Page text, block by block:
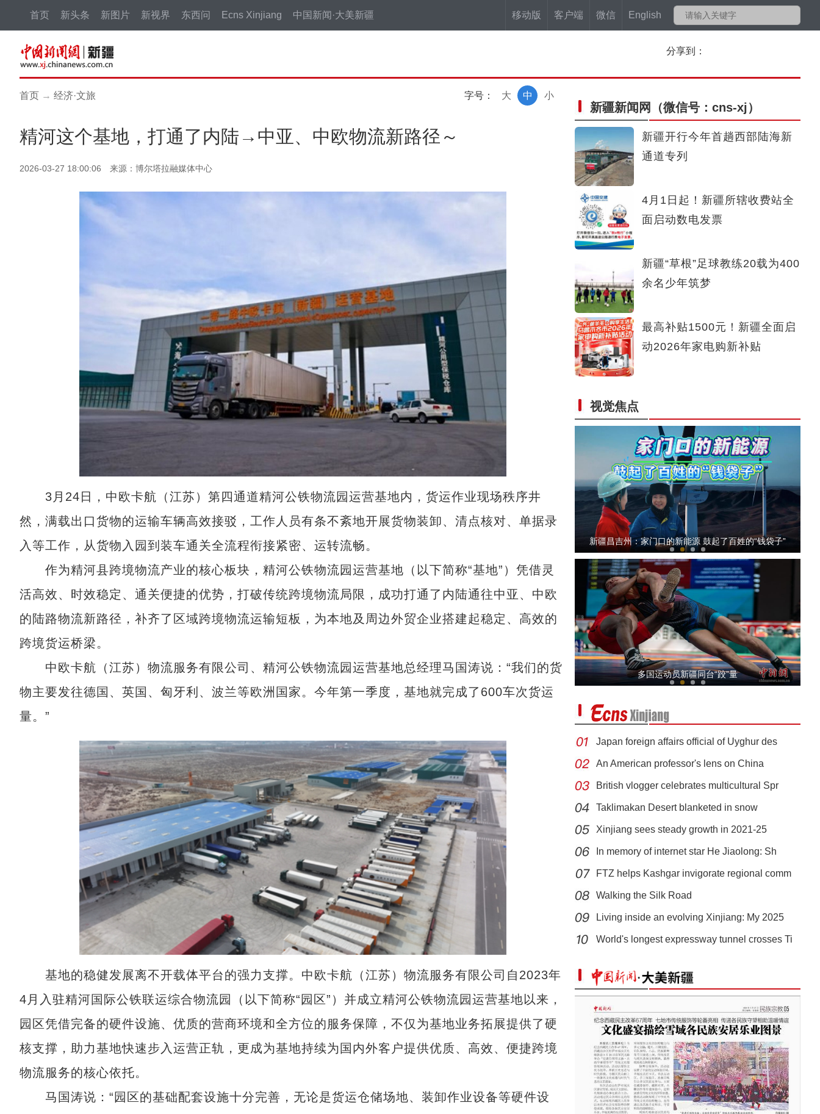
移动版 客户端 微信 English
首页 新头条 新图片 新视界 东西问 Ecns Xinjiang 中国新闻·大美新疆
分享到：
首页 → 经济·文旅 字号： 小
中
大
精河这个基地，打通了内陆→中亚、中欧物流新路径～
2026-03-27 18:00:06 来源：博尔塔拉融媒体中心
3月24日，中欧卡航（江苏）第四通道精河公铁物流园运营基地内，货运作业现场秩序井
然，满载出口货物的运输车辆高效接驳，工作人员有条不紊地开展货物装卸、清点核对、单据录
入等工作，从货物入园到装车通关全流程衔接紧密、运转流畅。
作为精河县跨境物流产业的核心板块，精河公铁物流园运营基地（以下简称“基地”）凭借灵
活高效、时效稳定、通关便捷的优势，打破传统跨境物流局限，成功打通了内陆通往中亚、中欧
的陆路物流新路径，补齐了区域跨境物流运输短板，为本地及周边外贸企业搭建起稳定、高效的
跨境货运桥梁。
中欧卡航（江苏）物流服务有限公司、精河公铁物流园运营基地总经理马国涛说：“我们的货
物主要发往德国、英国、匈牙利、波兰等欧洲国家。今年第一季度，基地就完成了600车次货运
量。”
基地的稳健发展离不开载体平台的强力支撑。中欧卡航（江苏）物流服务有限公司自2023年
4月入驻精河国际公铁联运综合物流园（以下简称“园区”）并成立精河公铁物流园运营基地以来，
园区凭借完备的硬件设施、优质的营商环境和全方位的服务保障，不仅为基地业务拓展提供了硬
核支撑，助力基地快速步入运营正轨，更成为基地持续为国内外客户提供优质、高效、便捷跨境
物流服务的核心依托。
马国涛说：“园区的基础配套设施十分完善，无论是货运仓储场地、装卸作业设备等硬件设
新疆新闻网 （微信号：cns-xj）
新疆开行今年首趟西部陆海新
通道专列
4月1日起！新疆所辖收费站全
面启动数电发票
新疆“草根”足球教练20载为400
余名少年筑梦
最高补贴1500元！新疆全面启
动2026年家电购新补贴
视觉焦点
昌吉市发放首例野生动物致害保险补偿款
昌吉州新能源发展密码——木垒经验
新疆昌吉州：家门口的新能源 鼓起了百姓的“钱袋子”
绿电戈壁来——能量流动
昌吉州新能源发展密码——木垒经验
多国运动员新疆同台“跤”量
Japan foreign affairs official of Uyghur des
An American professor's lens on China
British vlogger celebrates multicultural Spr
Taklimakan Desert blanketed in snow
Xinjiang sees steady growth in 2021-25
In memory of internet star He Jiaolong: Sh
FTZ helps Kashgar invigorate regional comm
Walking the Silk Road
Living inside an evolving Xinjiang: My 2025
World's longest expressway tunnel crosses Ti